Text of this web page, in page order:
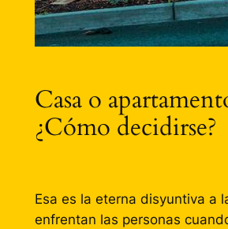
Casa o
¿Cómo decidirse?
Esa es la eterna disyuntiva a
enfrentan las personas